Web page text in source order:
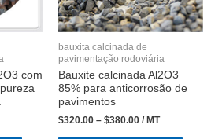
com
bauxita calcinada de
pavimentação rodoviária
Bauxite calcinada Al2O3
85% para anticorrosão de
pavimentos
$320.00 – $380.00 / MT